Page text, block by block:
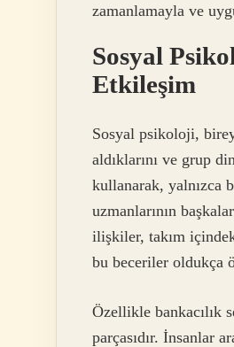
zamanlamayla ve
Sosyal
Etkileşim
Sosyal psikoloji,
aldıklarını ve grup
kullanarak, yalnızca
uzmanlarının
ilişkiler, takım
bu beceriler oldukça
Özellikle bankacılık
parçasıdır. İnsanlar